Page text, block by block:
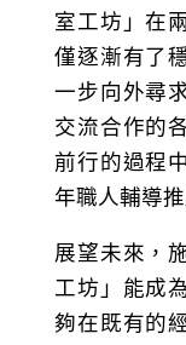
室工坊」在
僅逐漸有了
一步向外尋
交流合作的
前行的過程
年職人輔導
展望未來，
工坊」能成
夠在既有的